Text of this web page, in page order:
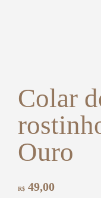
Colar
Ouro
R$ 49,00